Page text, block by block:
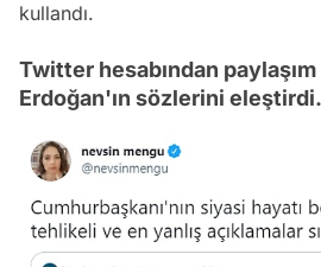
kullandı.
Twitter hesabından
Erdoğan'ın sözlerini eleştirdi.